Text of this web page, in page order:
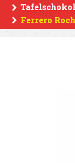
Ferrero